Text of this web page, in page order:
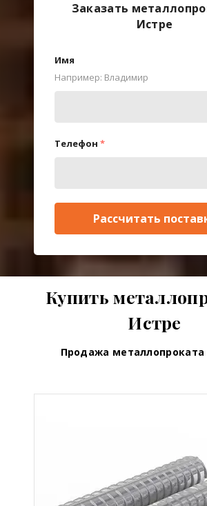
Заказать
Истре
Имя
Например: Владимир
Телефон *
Рассчитать
Купить
Истре
Продажа металлопроката